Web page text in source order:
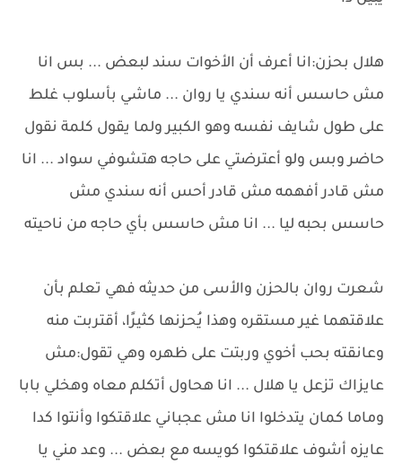
هلال بحزن:انا أعرف أن الأخوات سند لبعض ... بس انا
مش حاسس أنه سندي يا روان ... ماشي بأسلوب غلط
على طول شايف نفسه وهو الكبير ولما يقول كلمة نقول
حاضر وبس ولو أعترضتي على حاجه هتشوفي سواد ... انا
مش قادر أفهمه مش قادر أحس أنه سندي مش
حاسس بحبه ليا ... انا مش حاسس بأي حاجه من ناحيته
شعرت روان بالحزن والأسى من حديثه فهي تعلم بأن
علاقتهما غير مستقره وهذا يُحزنها كثيرًا، أقتربت منه
وعانقته بحب أخوي وربتت على ظهره وهي تقول:مش
عايزاك تزعل يا هلال ... انا هحاول أتكلم معاه وهخلي بابا
وماما كمان يتدخلوا انا مش عجباني علاقتكوا وأنتوا كدا
عايزه أشوف علاقتكوا كويسه مع بعض ... وعد مني يا